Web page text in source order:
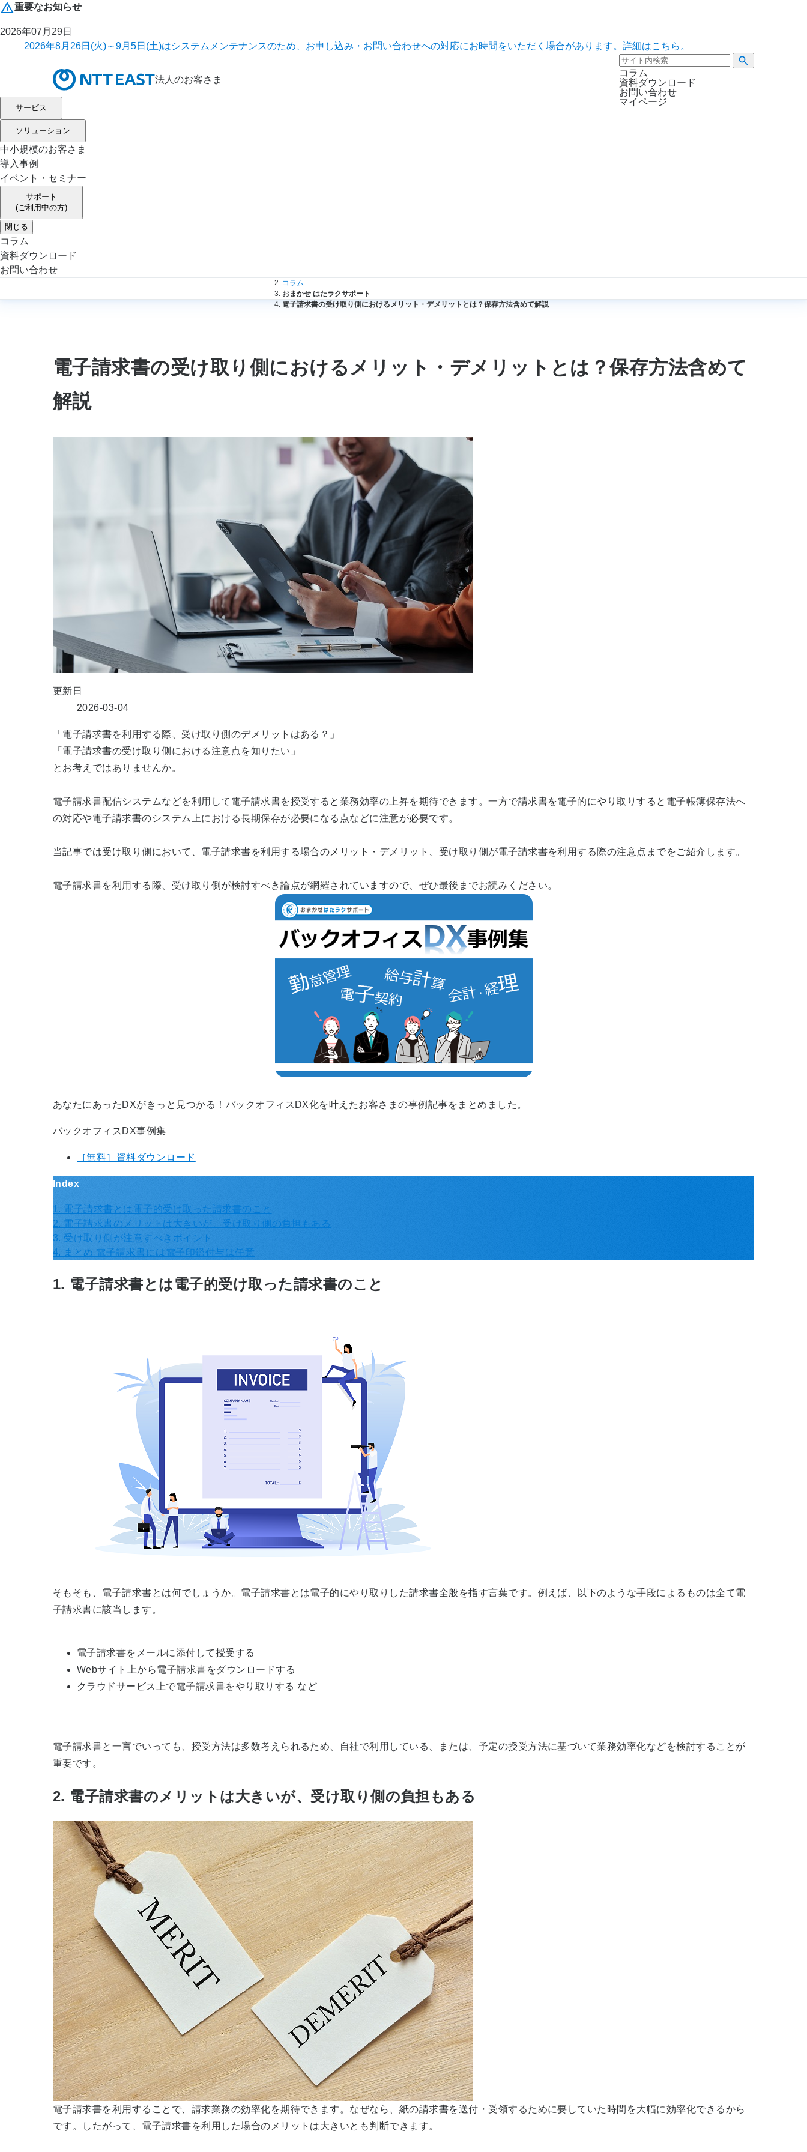
重要なお知らせ
2026年07月29日
2026年8月26日(火)～9月5日(土)はシステムメンテナンスのため、お申し込み・お問い合わせへの対応にお時間をいただく場合があります。詳細はこちら。
法人のお客さま
コラム
資料ダウンロード
お問い合わせ
マイページ
サービス
ソリューション
中小規模のお客さま
導入事例
イベント・セミナー
サポート
(ご利用中の方)
閉じる
コラム
資料ダウンロード
お問い合わせ
コラム
おまかせ はたラクサポート
電子請求書の受け取り側におけるメリット・デメリットとは？保存方法含めて解説
電子請求書の受け取り側におけるメリット・デメリットとは？保存方法含めて
解説
更新日
2026-03-04
「電子請求書を利用する際、受け取り側のデメリットはある？」
「電子請求書の受け取り側における注意点を知りたい」
とお考えではありませんか。
電子請求書配信システムなどを利用して電子請求書を授受すると業務効率の上昇を期待できます。一方で請求書を電子的にやり取りすると電子帳簿保存法へ
の対応や電子請求書のシステム上における長期保存が必要になる点などに注意が必要です。
当記事では受け取り側において、電子請求書を利用する場合のメリット・デメリット、受け取り側が電子請求書を利用する際の注意点までをご紹介します。
電子請求書を利用する際、受け取り側が検討すべき論点が網羅されていますので、ぜひ最後までお読みください。
あなたにあったDXがきっと見つかる！バックオフィスDX化を叶えたお客さまの事例記事をまとめました。
バックオフィスDX事例集
［無料］資料ダウンロード
Index
1. 電子請求書とは電子的受け取った請求書のこと
2. 電子請求書のメリットは大きいが、受け取り側の負担もある
3. 受け取り側が注意すべきポイント
4. まとめ 電子請求書には電子印鑑付与は任意
1. 電子請求書とは電子的受け取った請求書のこと
そもそも、電子請求書とは何でしょうか。電子請求書とは電子的にやり取りした請求書全般を指す言葉です。例えば、以下のような手段によるものは全て電
子請求書に該当します。
電子請求書をメールに添付して授受する
Webサイト上から電子請求書をダウンロードする
クラウドサービス上で電子請求書をやり取りする など
電子請求書と一言でいっても、授受方法は多数考えられるため、自社で利用している、または、予定の授受方法に基づいて業務効率化などを検討することが
重要です。
2. 電子請求書のメリットは大きいが、受け取り側の負担もある
電子請求書を利用することで、請求業務の効率化を期待できます。なぜなら、紙の請求書を送付・受領するために要していた時間を大幅に効率化できるから
です。したがって、電子請求書を利用した場合のメリットは大きいとも判断できます。